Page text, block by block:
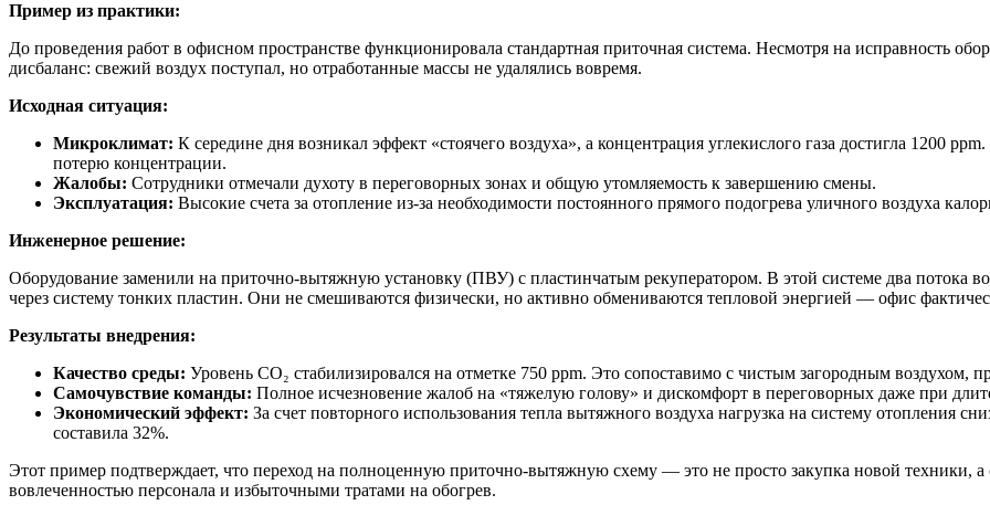
Пример из практики:
До проведения работ в офисном пространстве функционировала стандартная приточная система. Несмотря на исправность
дисбаланс: свежий воздух поступал, но отработанные массы не удалялись вовремя.
Исходная ситуация:
Микроклимат: К середине дня возникал эффект «стоячего воздуха», а концентрация углекислого газа достигла 1200
потерю концентрации.
Жалобы: Сотрудники отмечали духоту в переговорных зонах и общую утомляемость к завершению смены.
Эксплуатация: Высокие счета за отопление из-за необходимости постоянного прямого подогрева уличного воздуха
Инженерное решение:
Оборудование заменили на приточно-вытяжную установку (ПВУ) с пластинчатым рекуператором. В этой системе два потока
через систему тонких пластин. Они не смешиваются физически, но активно обмениваются тепловой энергией — офис
Результаты внедрения:
Качество среды: Уровень CO₂ стабилизировался на отметке 750 ppm. Это сопоставимо с чистым загородным воздухом,
Самочувствие команды: Полное исчезновение жалоб на «тяжелую голову» и дискомфорт в переговорных даже при
Экономический эффект: За счет повторного использования тепла вытяжного воздуха нагрузка на систему отопления
составила 32%.
Этот пример подтверждает, что переход на полноценную приточно-вытяжную схему — это не просто закупка новой техники, а
вовлеченностью персонала и избыточными тратами на обогрев.